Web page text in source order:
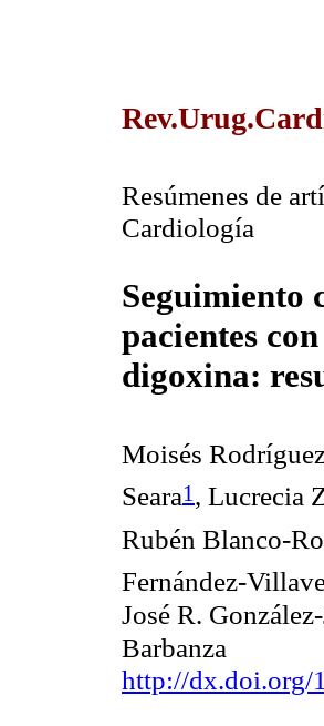
Resúmenes de
Cardiología
Seguimiento
pacientes
digoxina:
Moisés
Seara1 , Lucrecia
Rubén Blanco-
Fernández-
José R.
Barbanza
http://dx.doi.org/